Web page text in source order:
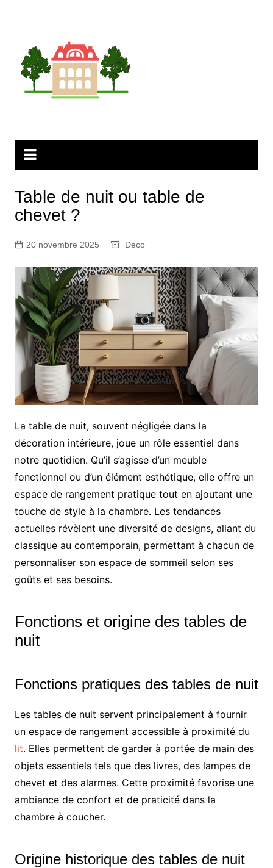
Table de nuit ou table de
chevet ?
20 novembre 2025 Déco
La table de nuit, souvent négligée dans la
décoration intérieure, joue un rôle essentiel dans
notre quotidien. Qu’il s’agisse d’un meuble
fonctionnel ou d’un élément esthétique, elle offre un
espace de rangement pratique tout en ajoutant une
touche de style à la chambre. Les tendances
actuelles révèlent une diversité de designs, allant du
classique au contemporain, permettant à chacun de
personnaliser son espace de sommeil selon ses
goûts et ses besoins.
Fonctions et origine des tables de
nuit
Fonctions pratiques des tables de nuit
Les tables de nuit servent principalement à fournir
un espace de rangement accessible à proximité du
lit. Elles permettent de garder à portée de main des
objets essentiels tels que des livres, des lampes de
chevet et des alarmes. Cette proximité favorise une
ambiance de confort et de praticité dans la
chambre à coucher.
Origine historique des tables de nuit